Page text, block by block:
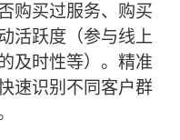
购买过服务、购买
活跃度（参与线上
及时性等）。精准
速识别不同客户群